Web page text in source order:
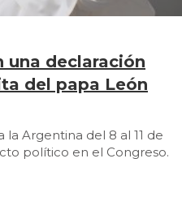
una declaración
del papa León
la Argentina del 8 al 11 de
político en el Congreso.